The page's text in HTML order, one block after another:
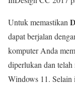
Untuk memastikan
dapat berjalan
komputer Anda
diperlukan dan telah
Windows 11. Selain